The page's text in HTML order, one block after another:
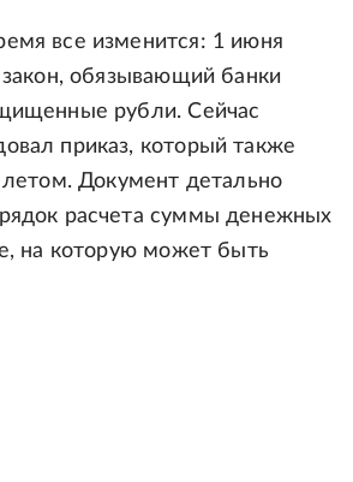
все изменится: 1 июня
закон, обязывающий банки
рубли. Сейчас
приказ, который также
летом. Документ детально
расчета суммы денежных
на которую может быть